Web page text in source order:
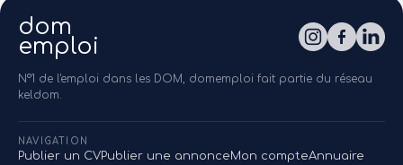
dom
emploi
N°1 de l'emploi dans les DOM, domemploi fait partie du réseau
keldom.
NAVIGATION
Publier un CVPublier une annonceMon compteAnnuaire